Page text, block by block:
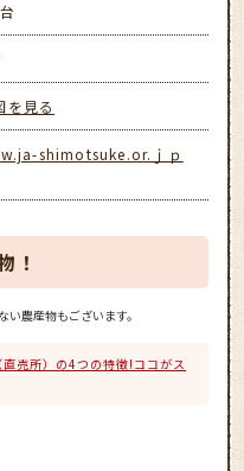
を見る
shimotsuke.or.ｊｐ
！
農産物もございます。
売所）の4つの特徴!ココがス